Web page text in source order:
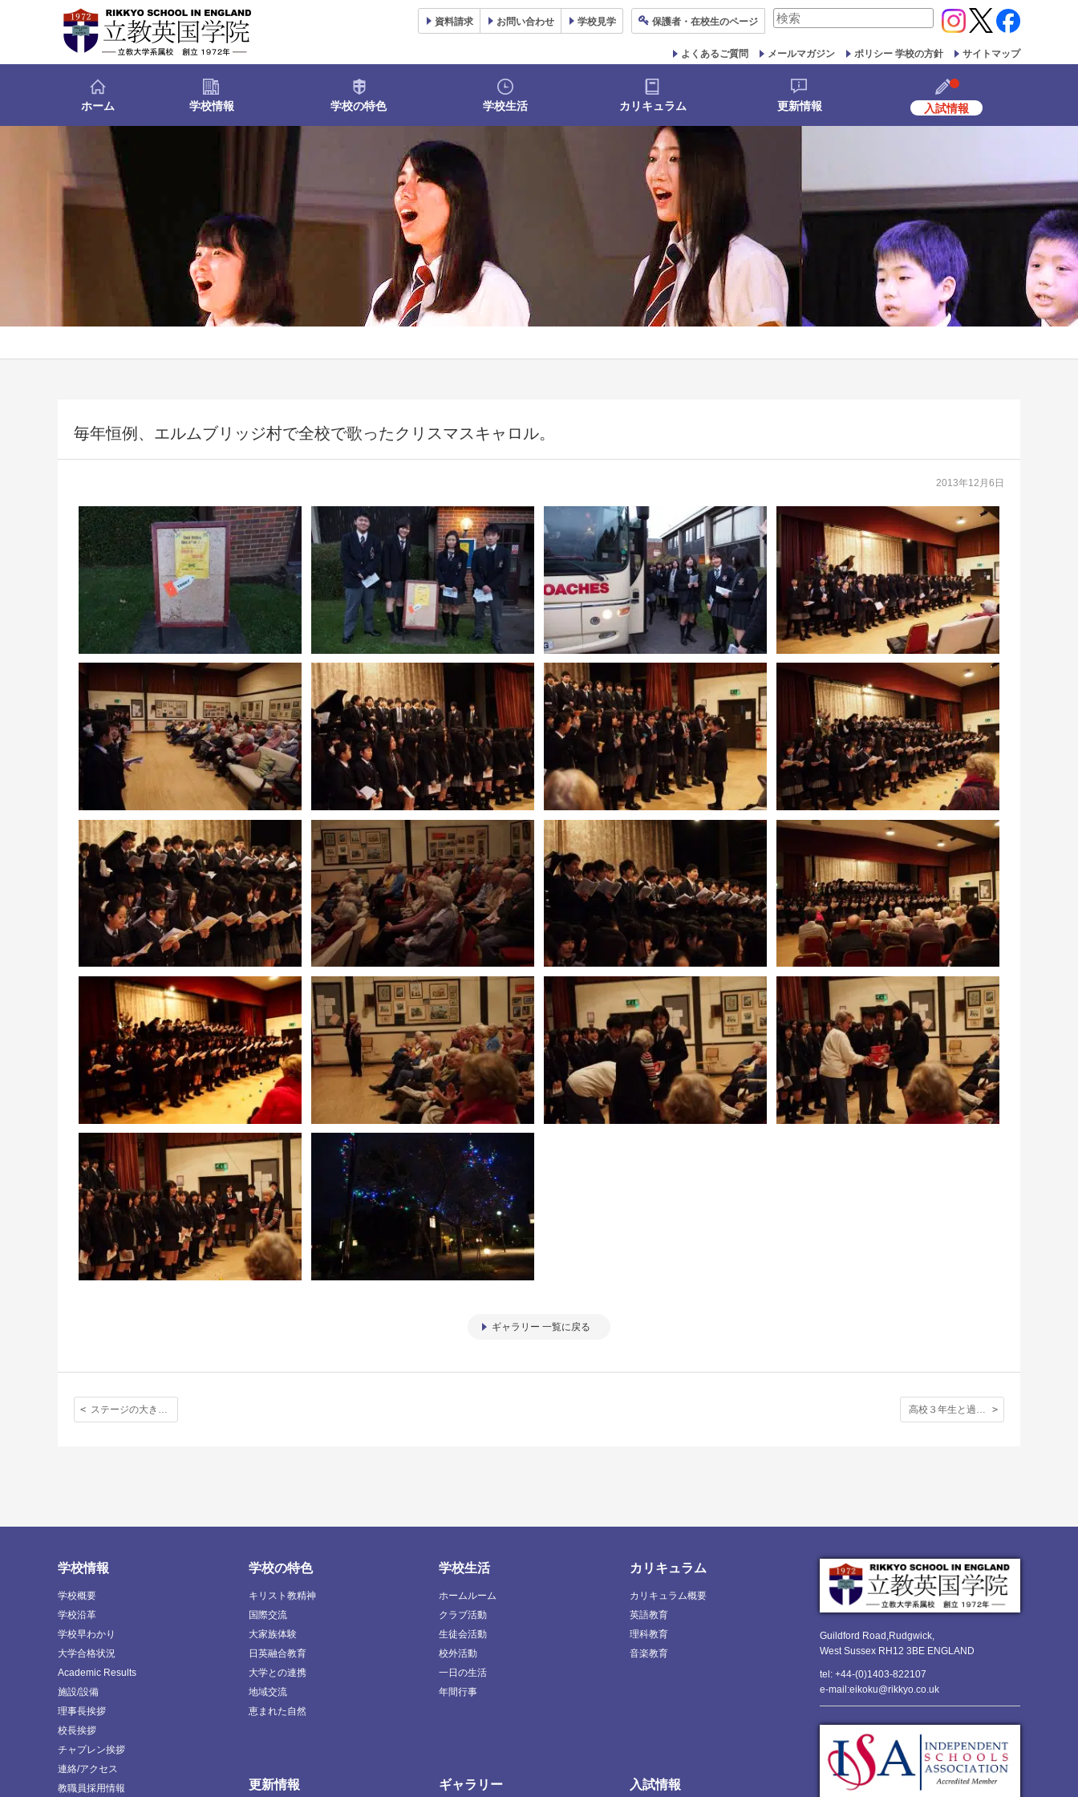
資料請求 お問い合わせ 学校見学 保護者 ・在校生のページ
検
対
象:
よくあるご質問 メールマガジン ポリシー 学校の方針 サイトマップ
ホーム 学校情報 学校の特色 学校生活 カリキュラム 更新情報 入試情報
毎年恒例、エルムブリッジ村で全校で歌ったクリスマスキャロル。
2013年12月6日
ギャラリー 一覧に戻る
Guildford Road,Rudgwick,
West Sussex RH12 3BE ENGLAND
tel: +44-(0)1403-822107
e-mail:eikoku@rikkyo.co.uk
学校情報
学校概要
学校沿革
学校早わかり
大学合格状況
Academic Results
施設/設備
理事長挨拶
校長挨拶
チャプレン挨拶
連絡/アクセス
教職員採用情報
学校の特色
キリスト教精神
国際交流
大家族体験
日英融合教育
大学との連携
地域交流
恵まれた自然
学校生活
ホームルーム
クラブ活動
生徒会活動
校外活動
一日の生活
年間行事
カリキュラム
カリキュラム概要
英語教育
理科教育
音楽教育
更新情報 ギャラリー 入試情報